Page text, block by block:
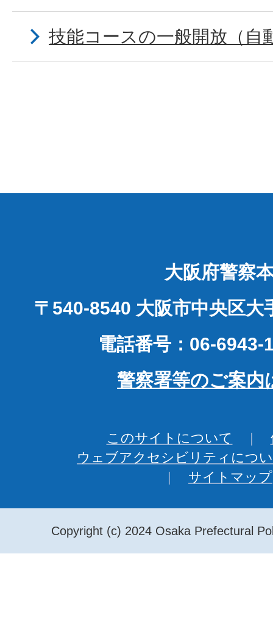
技能コースの一般開放（自
大阪府警察
〒540-8540 大阪市中央区大
電話番号：06-6943-
警察署等のご案内
このサイトについて
ウェブアクセシビリティにつ
サイトマップ
Copyright (c) 2024 Osaka Prefectural